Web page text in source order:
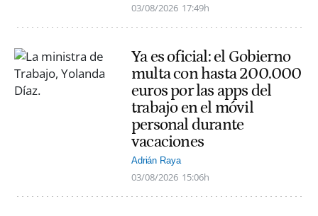
03/08/2026 17:49h
Ya es oficial: el Gobierno
multa con hasta 200.000
euros por las apps del
trabajo en el móvil
personal durante
vacaciones
Adrián Raya
03/08/2026 15:06h